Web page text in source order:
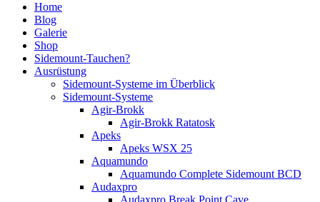
Home
Blog
Galerie
Shop
Sidemount-Tauchen?
Ausrüstung
Sidemount-Systeme im Überblick
Sidemount-Systeme
Agir-Brokk
Agir-Brokk Ratatosk
Apeks
Apeks WSX 25
Aquamundo
Aquamundo Complete Sidemount BCD
Audaxpro